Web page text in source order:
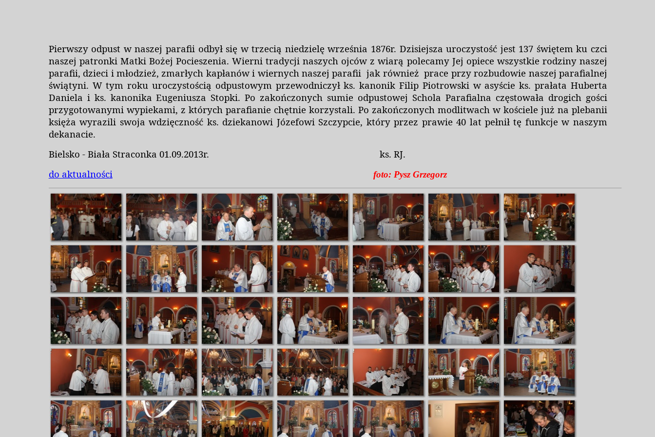
Pierwszy odpust w naszej parafii odbył się w trzecią niedzielę września 1876r. Dzisiejsza uroczystość jest 137 świętem ku czci
naszej patronki Matki Bożej Pocieszenia. Wierni tradycji naszych ojców z wiarą polecamy Jej opiece wszystkie rodziny naszej
parafii, dzieci i młodzież, zmarłych kapłanów i wiernych naszej parafii jak również prace przy rozbudowie naszej parafialnej
świątyni. W tym roku uroczystością odpustowym przewodniczył ks. kanonik Filip Piotrowski w asyście ks. prałata Huberta
Daniela i ks. kanonika Eugeniusza Stopki. Po zakończonych sumie odpustowej Schola Parafialna częstowała drogich gości
przygotowanymi wypiekami, z których parafianie chętnie korzystali. Po zakończonych modlitwach w kościele już na plebanii
księża wyrazili swoja wdzięczność ks. dziekanowi Józefowi Szczypcie, który przez prawie 40 lat pełnił tę funkcje w naszym
dekanacie.
Bielsko - Biała Straconka 01.09.2013r.
ks. RJ.
do aktualności
foto: Pysz Grzegorz